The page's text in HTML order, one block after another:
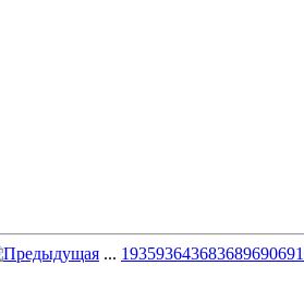
... 193593643683689690691